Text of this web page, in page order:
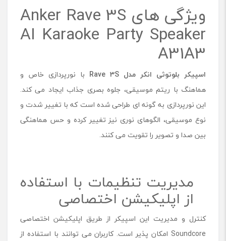
ویژگی های Anker Rave 3S
AI Karaoke Party Speaker
A31A3
اسپیکر بلوتوثی انکر مدل Rave 3S با نورپردازی خاص و
هماهنگ با ریتم موسیقی، جلوه بصری جذاب ایجاد می کند.
این نورپردازی به گونه ای طراحی شده است که با تغییر شدت و
نوع موسیقی، الگوهای نوری نیز تغییر کرده و حس هماهنگی
بین صدا و تصویر را تقویت می کنند.
مدیریت تنظیمات با استفاده
از اپلیکیشن اختصاصی
کنترل و مدیریت این اسپیکر از طریق اپلیکیشن اختصاصی
Soundcore امکان پذیر است. کاربران می توانند با استفاده از